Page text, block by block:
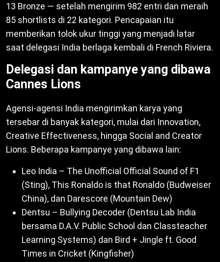
13 Bronze — setelah mengirim 982 entri dan meraih
85 shortlists di 22 kategori. Pencapaian itu
memberikan tolok ukur tinggi yang menjadi latar
saat delegasi India berlaga kembali di French Riviera.
Delegasi dan kampanye yang dibawa
Cannes Lions
Agensi-agensi India mengirimkan karya yang
tersebar di banyak kategori, mulai dari Innovation,
Creative Effectiveness, hingga Social and Creator
Lions. Beberapa kampanye yang dibawa lain:
Leo India – The Unofficial Official Sound of F1
(Sting), This Ronaldo is that Ronaldo (Budweiser
China), dan Darescore (Mountain Dew)
Dentsu – Bullying Decoder (Dentsu Lab India
bersama D.A.V. Public School dan Classteacher
Learning Systems) dan Bird + Jingle ft. Good
Times in Cricket (Kingfisher)